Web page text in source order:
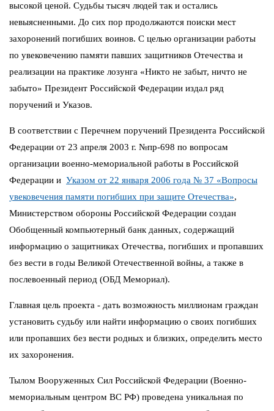
высокой ценой. Судьбы тысяч людей так и остались
невыясненными. До сих пор продолжаются поиски мест
захоронений погибших воинов. С целью организации работы
по увековечению памяти павших защитников Отечества и
реализации на практике лозунга «Никто не забыт, ничто не
забыто» Президент Российской Федерации издал ряд
поручений и Указов.
В соответствии с Перечнем поручений Президента Российской
Федерации от 23 апреля 2003 г. №пр-698 по вопросам
организации военно-мемориальной работы в Российской
Федерации и Указом от 22 января 2006 года № 37 «Вопросы
увековечения памяти погибших при защите Отечества»,
Министерством обороны Российской Федерации создан
Обобщенный компьютерный банк данных, содержащий
информацию о защитниках Отечества, погибших и пропавших
без вести в годы Великой Отечественной войны, а также в
послевоенный период (ОБД Мемориал).
Главная цель проекта - дать возможность миллионам граждан
установить судьбу или найти информацию о своих погибших
или пропавших без вести родных и близких, определить место
их захоронения.
Тылом Вооруженных Сил Российской Федерации (Военно-
мемориальным центром ВС РФ) проведена уникальная по